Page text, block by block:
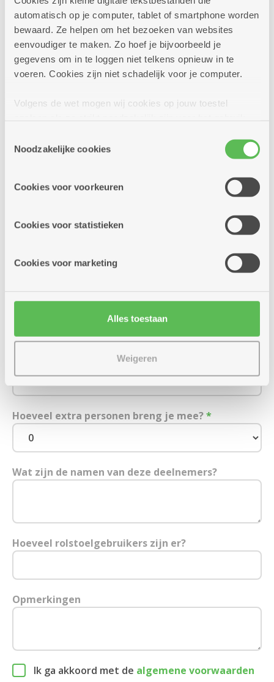
automatisch op je computer, tablet of smartphone worden
bewaard. Ze helpen om het bezoeken van websites
eenvoudiger te maken. Zo hoef je bijvoorbeeld je
gegevens om in te loggen niet telkens opnieuw in te
voeren. Cookies zijn niet schadelijk voor je computer.
Volgens de wet mogen wij cookies op jouw toestel
cookies hebben we jouw toestemming nodig. Sommige
cookies worden geplaatst door derde partijen die een
informatie over jouw (geanonimiseerd) gebruik van onze
partners kunnen deze gegevens combineren met andere
Noodzakelijke cookies
Cookies voor voorkeuren
Cookies voor statistieken
Cookies voor marketing
Alles toestaan
Weigeren
Voor wie doe je deze aanvraag?
Voor iemand anders
Voor mezelf
Contactgegevens
Voornaam*
E-mailadres
Mobiel (of vast) nummer*
Hoeveel extra personen breng je mee?*
Wat zijn de namen van deze deelnemers?
Hoeveel rolstoelgebruikers zijn er?
Opmerkingen
Ik ga akkoord met de algemene voorwaarden